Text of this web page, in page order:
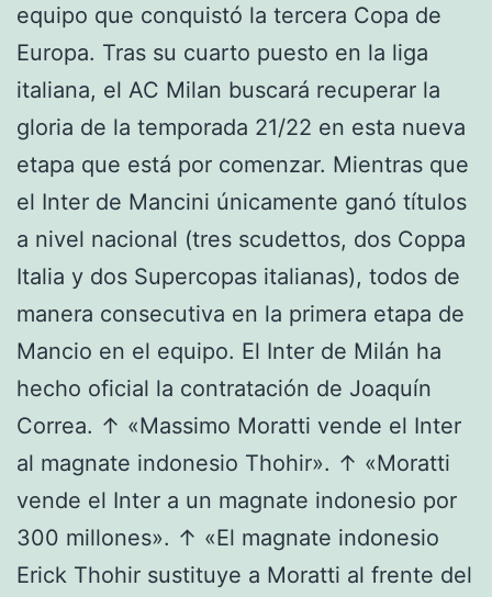
equipo que conquistó la tercera Copa de
Europa. Tras su cuarto puesto en la liga
italiana, el AC Milan buscará recuperar la
gloria de la temporada 21/22 en esta nueva
etapa que está por comenzar. Mientras que
el Inter de Mancini únicamente ganó títulos
a nivel nacional (tres scudettos, dos Coppa
Italia y dos Supercopas italianas), todos de
manera consecutiva en la primera etapa de
Mancio en el equipo. El Inter de Milán ha
hecho oficial la contratación de Joaquín
Correa. ↑ «Massimo Moratti vende el Inter
al magnate indonesio Thohir». ↑ «Moratti
vende el Inter a un magnate indonesio por
300 millones». ↑ «El magnate indonesio
Erick Thohir sustituye a Moratti al frente del